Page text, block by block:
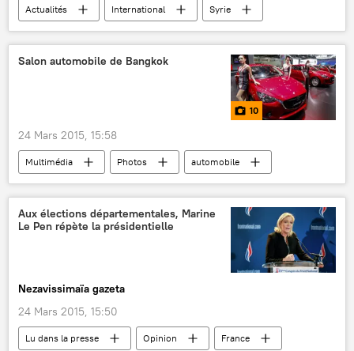
Actualités International
Syrie
Canada
Etat islamique
L'Etat islamique (2014)
Salon automobile de Bangkok
10
24 Mars 2015, 15:58
Multimédia Photos automobile
Aux élections départementales, Marine
Le Pen répète la présidentielle
Nezavissimaïa gazeta
24 Mars 2015, 15:50
Lu dans la presse Opinion
France